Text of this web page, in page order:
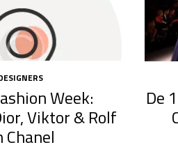
Week:
Viktor & Rolf
Chanel
De